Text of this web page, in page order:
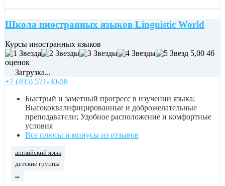
Школа иностранных языков Linguistic World
Курсы иностранных языков
5,00 46
оценок
Загрузка...
+7 (495) 571-30-58
Быстрый и заметный прогресс в изучении языка;
Высококвалифицированные и доброжелательные
преподаватели; Удобное расположение и комфортные
условия
Все плюсы и минусы из отзывов
английский язык
детские группы